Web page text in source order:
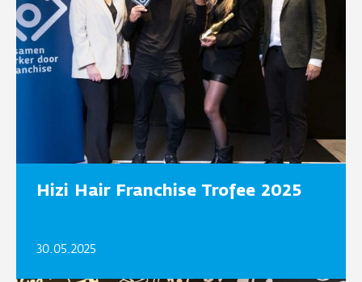
Hizi Hair Franchise Trofee 2025
30.05.2025